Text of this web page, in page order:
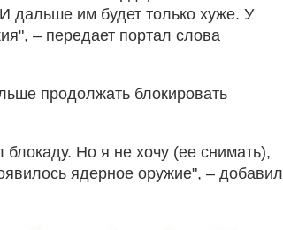
дальше им будет только хуже. У
– передает портал слова
продолжать блокировать
Но я не хочу (ее снимать),
ядерное оружие", – добавил